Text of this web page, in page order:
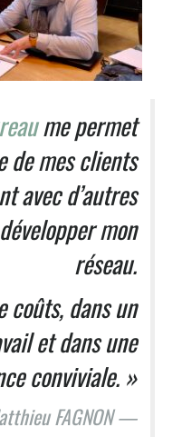
me permet
de mes clients
avec d’autres
mon
réseau.
coûts, dans un
et dans une
conviviale. »
FAGNON